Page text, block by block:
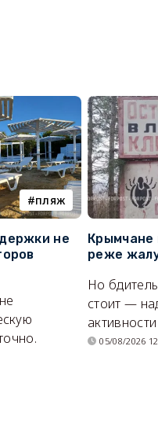
пляж
не
Крымчане
реже
Но
стоит —
05/08/2026